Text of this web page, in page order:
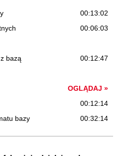
00:13:02
00:06:03
bazą
00:12:47
OGLĄDAJ »
00:12:14
bazy
00:32:14
danych 01:46:31